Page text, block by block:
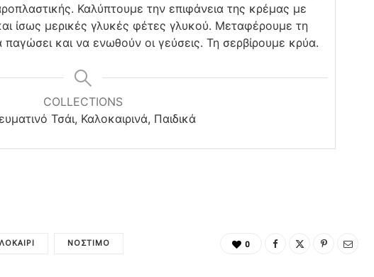
Καλύπτουμε την επιφάνεια της κρέμας με
ίσως μερικές γλυκές φέτες γλυκού. Μεταφέρουμε τη
και να ενωθούν οι γεύσεις. Τη σερβίρουμε κρύα.
COLLECTIONS
Τσάι, Καλοκαιρινά, Παιδικά
ΝΌΣΤΙΜΟ 0